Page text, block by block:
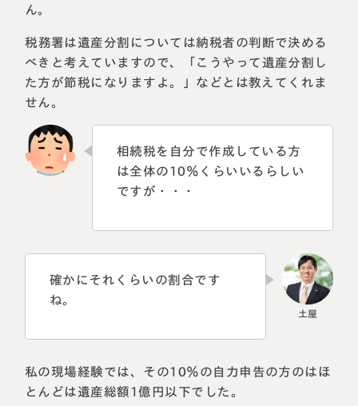
ん。
税務署は遺産分割については納税者の判断で決める
べきと考えていますので、「こうやって遺産分割し
た方が節税になりますよ。」などとは教えてくれま
せん。
相続税を自分で作成している方
は全体の10％くらいいるらしい
ですが・・・
確かにそれくらいの割合です
ね。
私の現場経験では、その10％の自力申告の方のはほ
とんどは遺産総額1億円以下でした。